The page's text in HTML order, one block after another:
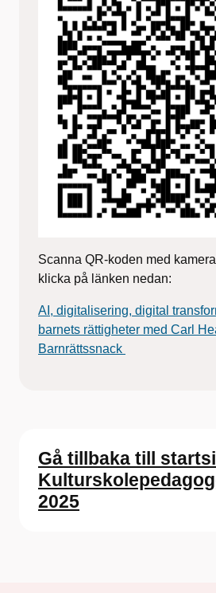
Scanna QR-koden med
klicka på länken nedan:
AI, digitalisering, digital
barnets rättigheter med Carl
Barnrättssnack
Gå tillbaka till
2025